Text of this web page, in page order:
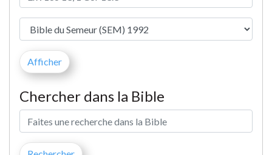
Chercher dans la Bible